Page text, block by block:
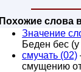
Похожие слова
Значение
Беден бес
смучать (02)
смущению